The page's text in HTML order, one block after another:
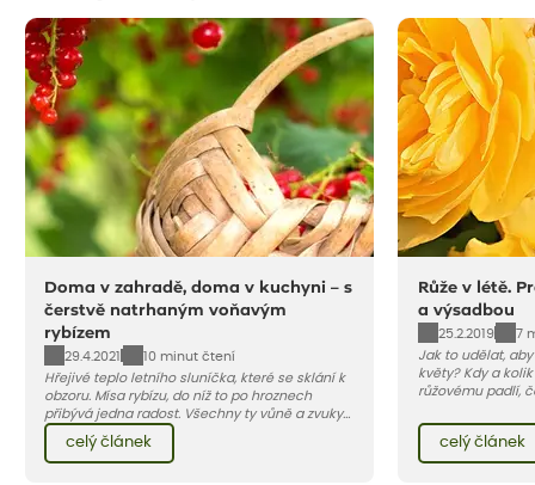
Doma v zahradě, doma v kuchyni – s
čerstvě natrhaným voňavým
rybízem
29.4.2021
10 minut čtení
Hřejivé teplo letního sluníčka, které se sklání k
obzoru. Mísa rybízu, do níž to po hroznech
přibývá jedna radost. Všechny ty vůně a zvuky
červencové zahrady. Sklizeň rybízu do kuchyně
vnese neuvěřitelný klid a radost. A taky trochu
bezstarostnosti dětství při mlsání babiččina
celý článek
Růže v létě.
a výsadbou
25.2.2019
7
Jak to udělat,
květy? Kdy a
růžovému padlí,
najdete v našem
celý článek